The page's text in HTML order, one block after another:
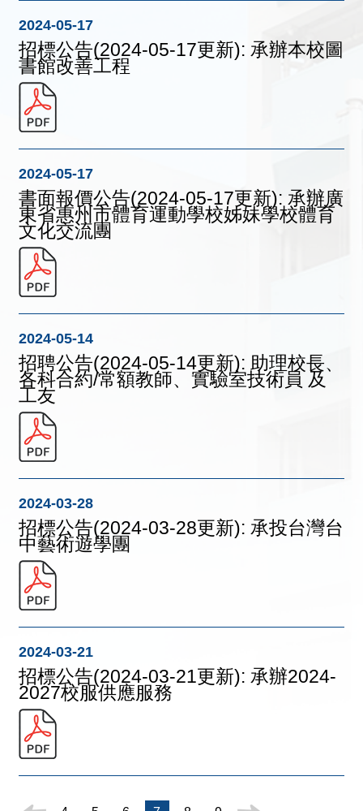
2024-05-17
招標公告(2024-05-17更新): 承辦本校圖
書館改善工程
2024-05-17
書面報價公告(2024-05-17更新): 承辦廣
東省惠州市體育運動學校姊妹學校體育
文化交流團
2024-05-14
招聘公告(2024-05-14更新): 助理校長、
各科合約/常額教師、實驗室技術員 及
工友
2024-03-28
招標公告(2024-03-28更新): 承投台灣台
中藝術遊學團
2024-03-21
招標公告(2024-03-21更新): 承辦2024-
2027校服供應服務